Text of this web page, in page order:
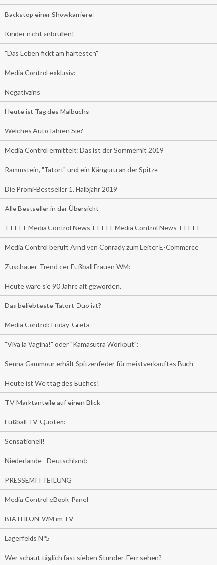
Backstop einer Showkarriere!
Kinder nicht anbrüllen!
"Das Leben fickt am härtesten"
Media Control exklusiv:
Negativzins
Heute ist Tag des Malbuchs
Welches Auto fahren Sie?
Media Control ermittelt: Das ist der Sommerhit 2019
Rammstein, "Tatort" und ein Känguru an der Spitze
Die Promi-Bestseller 1. Halbjahr 2019
Alle Bestseller in der Übersicht
+++++ Media Control News +++++ Media Control News +++++
Media Control beruft Arnd von Conrady zum Leiter E-Commerce
Zuschauer-Trend der Fußball Frauen WM:
Heute wäre sie 90 Jahre alt geworden.
Das beliebteste Tatort-Duo ist?
Media Control: Friday-Greta
"Viva la Vagina!" oder "Kamasutra Workout":
Senna Gammour erhält Spitzenfeder für meistverkauftes Buch
Heute ist Welttag des Buches!
TV-Marktanteile auf einen Blick
Fußball TV-Quoten:
Sensationell!
Niederlande - Deutschland:
PRESSEMITTEILUNG
Media Control eBook-Panel
BIATHLON-WM im TV
Lagerfelds N°5
Wer schaut täglich fast sieben Stunden Fernsehen?